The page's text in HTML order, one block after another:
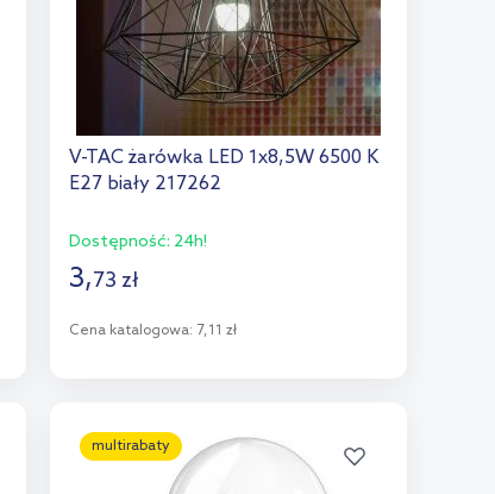
V-TAC żarówka LED 1x8,5W 6500 K
E27 biały 217262
Dostępność: 24h!
3,73 zł
Cena katalogowa: 7,11 zł
Dodaj do porównania
multirabaty